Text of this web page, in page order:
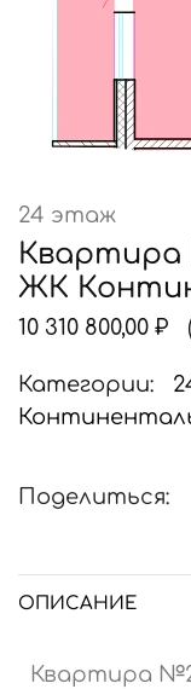
24 этаж
ЖК
10 310 800,00 ₽
Категории:
Поделиться:
ОПИСАНИЕ
Квартира